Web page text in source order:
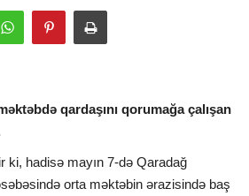
qardaşını qorumağa çalışan
ki, hadisə mayın 7-də Qaradağ
orta məktəbin ərazisində baş